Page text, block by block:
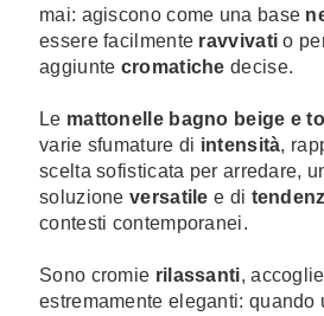
mai: agiscono come una base
essere facilmente ravvivati o
aggiunte cromatiche decise.
Le mattonelle bagno beige e
varie sfumature di intensità,
scelta sofisticata per arredare,
soluzione versatile e di
contesti contemporanei.
Sono cromie rilassanti,
estremamente eleganti: quando